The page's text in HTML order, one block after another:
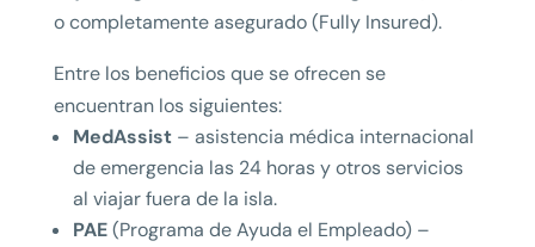
o completamente asegurado (Fully Insured).
Entre los beneficios que se ofrecen se
encuentran los siguientes:
MedAssist– asistencia médica internacional
de emergencia las 24 horas y otros servicios
al viajar fuera de la isla.
PAE(Programa de Ayuda el Empleado) –